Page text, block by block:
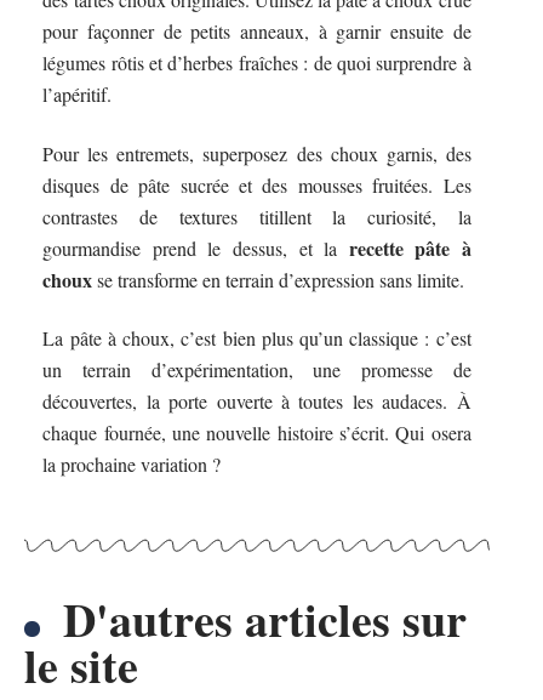
pour façonner de petits anneaux, à garnir ensuite de
légumes rôtis et d’herbes fraîches : de quoi surprendre à
l’apéritif.
Pour les entremets, superposez des choux garnis, des
disques de pâte sucrée et des mousses fruitées. Les
contrastes de textures titillent la curiosité, la
gourmandise prend le dessus, et la recette pâte à
chouxse transforme en terrain d’expression sans limite.
La pâte à choux, c’est bien plus qu’un classique : c’est
un terrain d’expérimentation, une promesse de
découvertes, la porte ouverte à toutes les audaces. À
chaque fournée, une nouvelle histoire s’écrit. Qui osera
la prochaine variation ?
D'autres articles sur
le site